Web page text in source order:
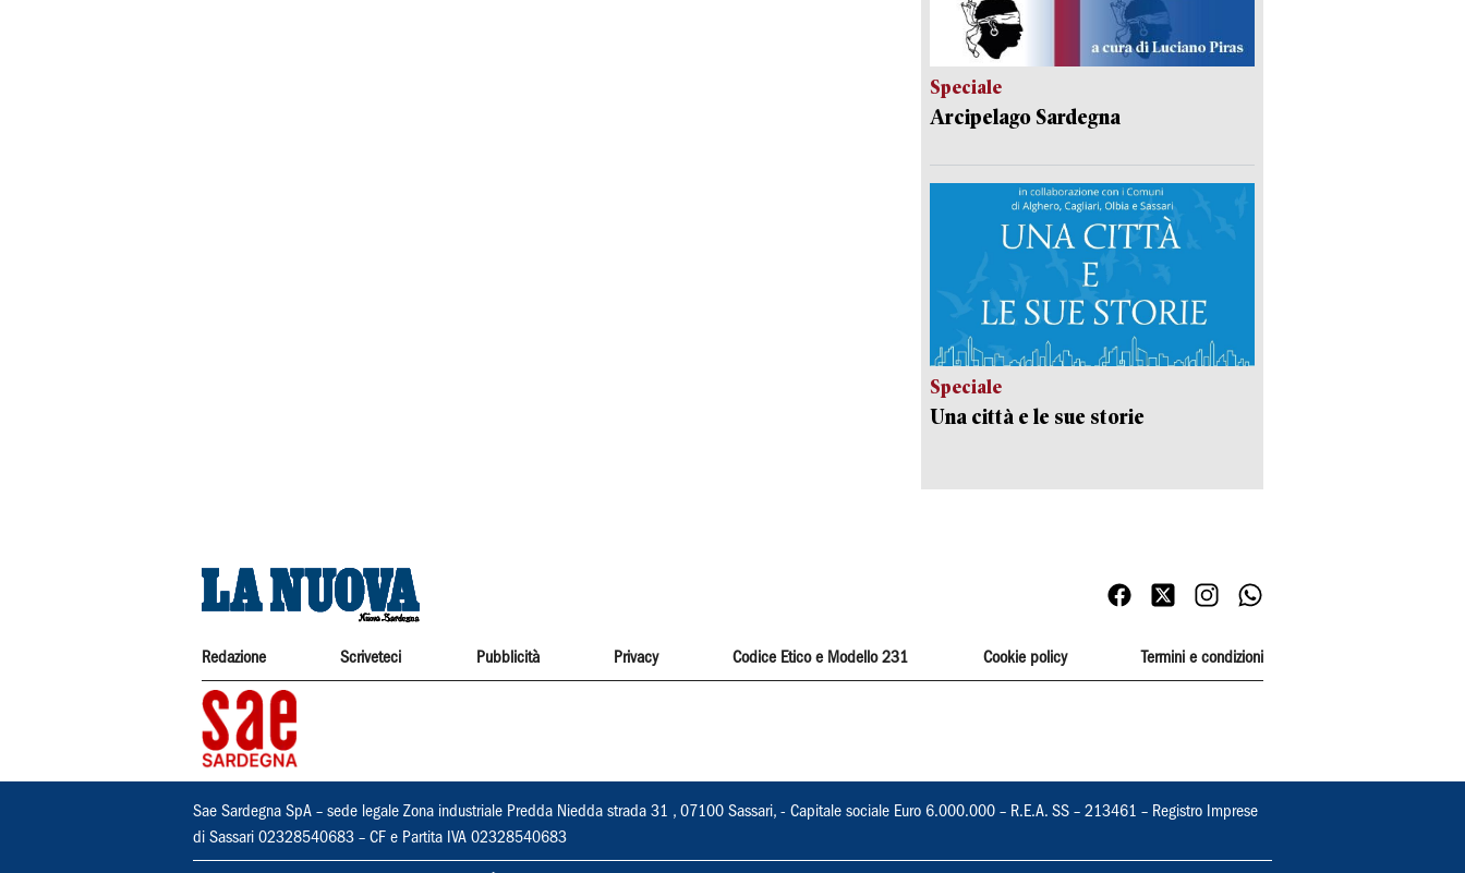
Speciale
Arcipelago Sardegna
Speciale
Una città e le sue storie
Redazione Scriveteci Pubblicità Privacy Codice Etico e Modello 231 Cookie policy Termini e condizioni
Sae Sardegna SpA – sede legale Zona industriale Predda Niedda strada 31 , 07100 Sassari, - Capitale sociale Euro 6.000.000 – R.E.A. SS – 213461 – Registro Imprese
di Sassari 02328540683 – CF e Partita IVA 02328540683